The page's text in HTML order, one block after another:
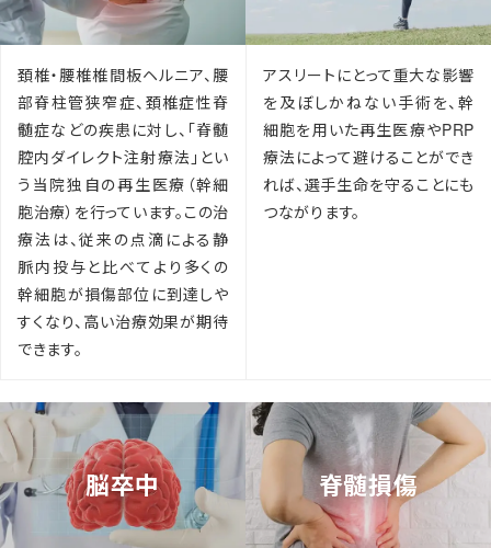
頚椎・腰椎椎間板ヘルニア、腰
部脊柱管狭窄症、頚椎症性脊
髄症などの疾患に対し、「脊髄
腔内ダイレクト注射療法」とい
う当院独自の再生医療（幹細
胞治療）を行っています。この治
療法は、従来の点滴による静
脈内投与と比べてより多くの
幹細胞が損傷部位に到達しや
すくなり、高い治療効果が期待
できます。
アスリートにとって重大な影響
を及ぼしかねない手術を、幹
細胞を用いた再生医療やPRP
療法によって避けることができ
れば、選手生命を守ることにも
つながります。
脳卒中 脊髄損傷